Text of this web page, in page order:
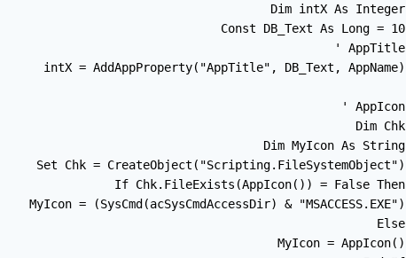
Dim intX As Integer
    Const DB_Text As Long = 10
    ' AppTitle
    intX = AddAppProperty("AppTitle", DB_Text, AppName)
    ' AppIcon
    Dim Chk
    Dim MyIcon As String
    Set Chk = CreateObject("Scripting.FileSystemObject")
    If Chk.FileExists(AppIcon()) = False Then
    MyIcon = (SysCmd(acSysCmdAccessDir) & "MSACCESS.EXE")
    Else
    MyIcon = AppIcon()